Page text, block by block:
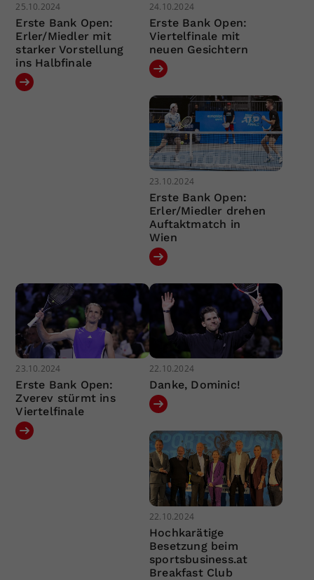
25.10.2024
Erste Bank Open:
Erler/Miedler mit
starker Vorstellung
ins Halbfinale
24.10.2024
Erste Bank Open:
Viertelfinale mit
neuen Gesichtern
23.10.2024
Erste Bank Open:
Erler/Miedler drehen
Auftaktmatch in
Wien
23.10.2024
Erste Bank Open:
Zverev stürmt ins
Viertelfinale
22.10.2024
Danke, Dominic!
22.10.2024
Hochkarätige
Besetzung beim
sportsbusiness.at
Breakfast Club